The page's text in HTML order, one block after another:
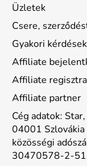
Üzletek
Csere,
Gyakori kérdések
Affiliate
Affiliate
Affiliate partner
Cég adatok:
04001
közösségi
30470578-2-51